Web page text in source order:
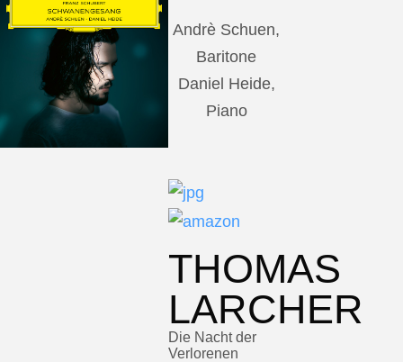
Andrè Schuen,
Baritone
Daniel Heide,
Piano
THOMAS
LARCHER
Die Nacht der
Verlorenen